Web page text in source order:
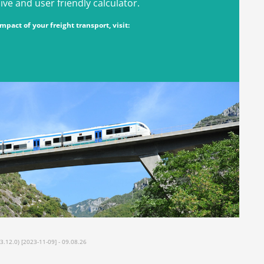
and user friendly calculator.
of your freight transport, visit:
[2023-11-09] - 09.08.26